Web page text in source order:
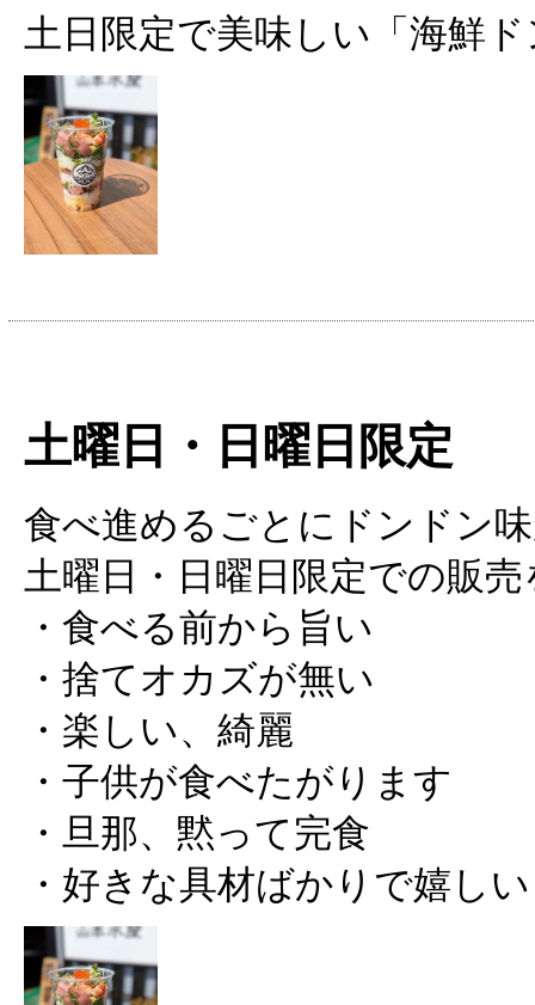
土日限定で美味しい「海鮮
土曜日・日曜日限定
食べ進めるごとにドンドン
土曜日・日曜日限定での販
・食べる前から旨い
・捨てオカズが無い
・楽しい、綺麗
・子供が食べたがります
・旦那、黙って完食
・好きな具材ばかりで嬉しい